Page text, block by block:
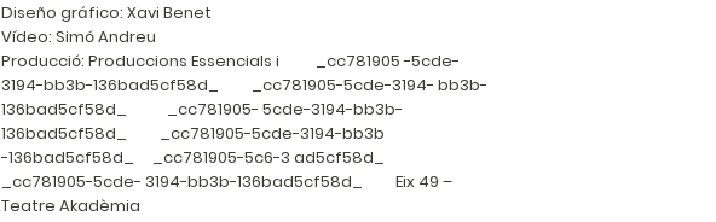
Diseño gráfico: Xavi Benet
Vídeo: Simó Andreu
Producció: Produccions Essencials i _cc781905 -5cde-
3194-bb3b-136bad5cf58d_ _cc781905-5cde-3194- bb3b-
136bad5cf58d_ _cc781905- 5cde-3194-bb3b-
136bad5cf58d_ _cc781905-5cde-3194-bb3b
-136bad5cf58d_ _cc781905-5c6-3 ad5cf58d_
_cc781905-5cde- 3194-bb3b-136bad5cf58d_ Eix 49 –
Teatre Akadèmia